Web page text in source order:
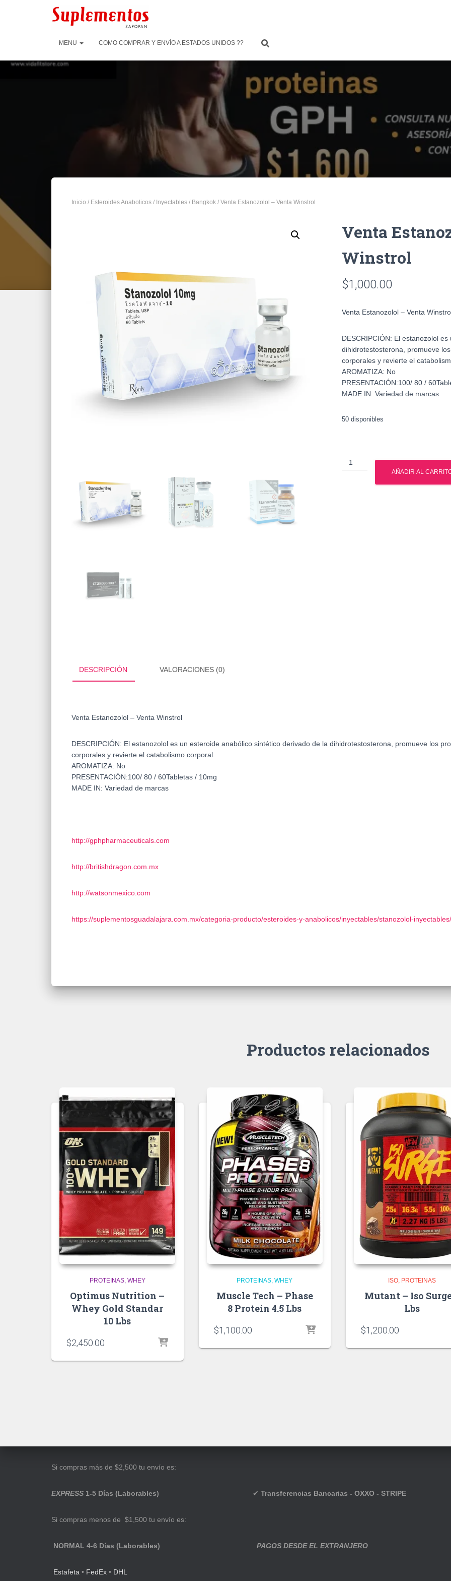
MENU COMO COMPRAR Y ENVÍO A ESTADOS UNIDOS ??
Inicio / Esteroides Anabolicos / Inyectables / Bangkok / Venta Estanozolol – Venta Winstrol
Venta
Winstrol
$1,000.00
Venta Estanozolol – Venta
DESCRIPCIÓN: El estanozolol
dihidrotestosterona, promueve
corporales y revierte el
AROMATIZA: No
PRESENTACIÓN:100/ 80 /
MADE IN: Variedad de marcas
50 disponibles
Venta
Estanozolol
AÑADIR AL
DESCRIPCIÓN VALORACIONES (0)
Venta Estanozolol – Venta Winstrol
DESCRIPCIÓN: El estanozolol es un esteroide anabólico sintético derivado de la dihidrotestosterona, promueve los
corporales y revierte el catabolismo corporal.
AROMATIZA: No
PRESENTACIÓN:100/ 80 / 60Tabletas / 10mg
MADE IN: Variedad de marcas
http://gphpharmaceuticals.com
http://britishdragon.com.mx
http://watsonmexico.com
https://suplementosguadalajara.com.mx/categoria-producto/esteroides-y-anabolicos/inyectables/stanozolol-inyectables/
Productos relacionados
PROTEINAS WHEY
Optimus Nutrition –
Whey Gold Standar
10 Lbs
$2,450.00
PROTEINAS WHEY
Muscle Tech – Phase
8 Protein 4.5 Lbs
$1,100.00
ISO PROTEINAS
Mutant – Iso
Lbs
$1,200.00
Si compras más de $2,500 tu envío es:
EXPRESS 1-5 Días (Laborables)
Si compras menos de $1,500 tu envío es:
NORMAL 4-6 Días (Laborables)
Estafeta • FedEx • DHL
✔ Transferencias Bancarias - OXXO - STRIPE
PAGOS DESDE EL EXTRANJERO